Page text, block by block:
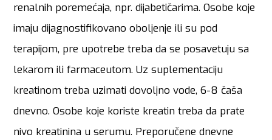
renalnih poremećaja, npr. dijabetičarima. Osobe koje
imaju dijagnostifikovano oboljenje ili su pod
terapijom, pre upotrebe treba da se posavetuju sa
lekarom ili farmaceutom. Uz suplementaciju
kreatinom treba uzimati dovoljno vode, 6-8 čaša
dnevno. Osobe koje koriste kreatin treba da prate
nivo kreatinina u serumu. Preporučene dnevne